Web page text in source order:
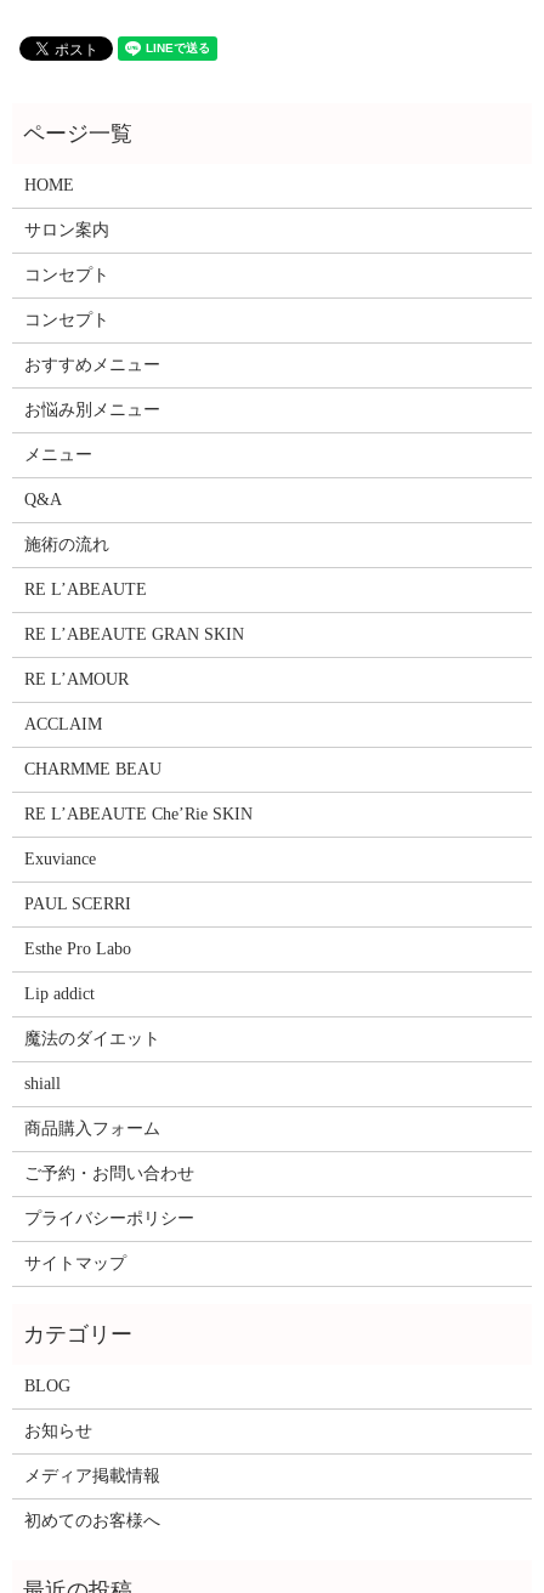
HOME
サロン案内
コンセプト
コンセプト
おすすめメニュー
お悩み別メニュー
メニュー
Q&A
施術の流れ
RE L’ABEAUTE
RE L’ABEAUTE GRAN SKIN
RE L’AMOUR
ACCLAIM
CHARMME BEAU
RE L’ABEAUTE Che’Rie SKIN
Exuviance
PAUL SCERRI
Esthe Pro Labo
Lip addict
魔法のダイエット
shiall
商品購入フォーム
ご予約・お問い合わせ
プライバシーポリシー
サイトマップ
BLOG
お知らせ
メディア掲載情報
初めてのお客様へ